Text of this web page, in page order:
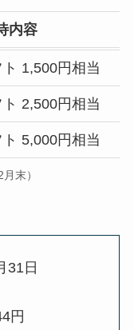
内容
1,500円相当
2,500円相当
5,000円相当
末）
31日
円